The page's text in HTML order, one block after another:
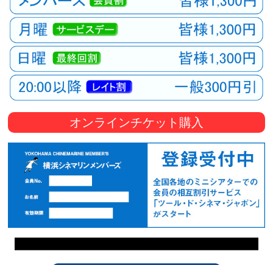
映
画
は
こ
の
街
で
オンラインチケット購入